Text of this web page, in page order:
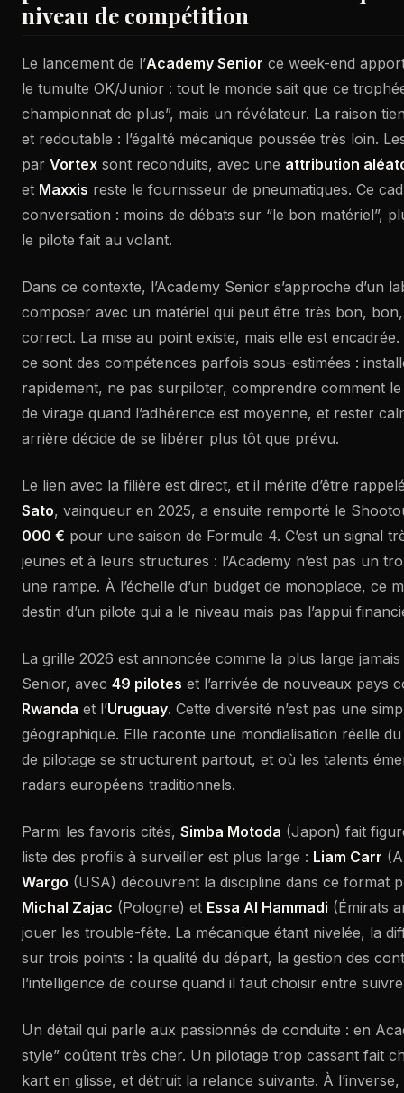
niveau de compétition
Le lancement de l’Academy Senior ce week-end
le tumulte OK/Junior : tout le monde sait que ce
championnat de plus”, mais un révélateur. La raison
et redoutable : l’égalité mécanique poussée très loin.
par Vortex sont reconduits, avec une attribution
et Maxxis reste le fournisseur de pneumatiques. Ce
conversation : moins de débats sur “le bon matériel”,
le pilote fait au volant.
Dans ce contexte, l’Academy Senior s’approche d’un
composer avec un matériel qui peut être très bon,
correct. La mise au point existe, mais elle est
ce sont des compétences parfois sous-estimées :
rapidement, ne pas surpiloter, comprendre comment
de virage quand l’adhérence est moyenne, et rester
arrière décide de se libérer plus tôt que prévu.
Le lien avec la filière est direct, et il mérite d’être
Sato, vainqueur en 2025, a ensuite remporté le
000 € pour une saison de Formule 4. C’est un signal
jeunes et à leurs structures : l’Academy n’est pas un
une rampe. À l’échelle d’un budget de monoplace, ce
destin d’un pilote qui a le niveau mais pas l’appui
La grille 2026 est annoncée comme la plus large
Senior, avec 49 pilotes et l’arrivée de nouveaux pays
Rwanda et l’Uruguay. Cette diversité n’est pas une
géographique. Elle raconte une mondialisation réelle
de pilotage se structurent partout, et où les talents
radars européens traditionnels.
Parmi les favoris cités, Simba Motoda (Japon) fait
liste des profils à surveiller est plus large : Liam Carr
Wargo (USA) découvrent la discipline dans ce format
Michal Zajac (Pologne) et Essa Al Hammadi (Émirats
jouer les trouble-fête. La mécanique étant nivelée, la
sur trois points : la qualité du départ, la gestion des
l’intelligence de course quand il faut choisir entre
Un détail qui parle aux passionnés de conduite : en
style” coûtent très cher. Un pilotage trop cassant fait
kart en glisse, et détruit la relance suivante. À l’inverse,